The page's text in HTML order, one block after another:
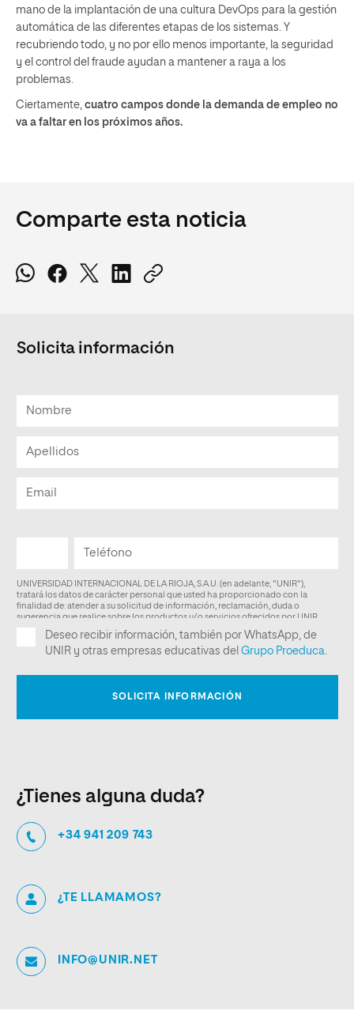
mano de la implantación de una cultura DevOps para la gestión
automática de las diferentes etapas de los sistemas. Y
recubriendo todo, y no por ello menos importante, la seguridad
y el control del fraude ayudan a mantener a raya a los
problemas.
Ciertamente, cuatro campos donde la demanda de empleo no
va a faltar en los próximos años.
Comparte esta noticia
Solicita información
¿Tienes alguna duda?
+34 941 209 743
¿TE LLAMAMOS?
INFO@UNIR.NET